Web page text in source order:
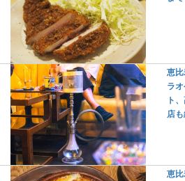
恵
ラ
ト
店
恵